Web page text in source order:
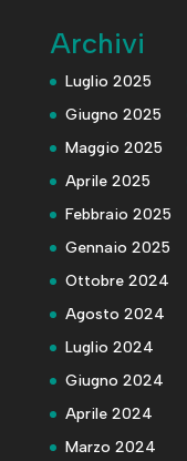
Archivi
Luglio 2025
Giugno 2025
Maggio 2025
Aprile 2025
Febbraio 2025
Gennaio 2025
Ottobre 2024
Agosto 2024
Luglio 2024
Giugno 2024
Aprile 2024
Marzo 2024